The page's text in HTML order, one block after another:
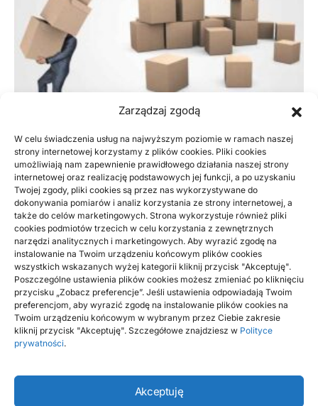
Zarządzaj zgodą
W celu świadczenia usług na najwyższym poziomie w ramach naszej
strony internetowej korzystamy z plików cookies. Pliki cookies
umożliwiają nam zapewnienie prawidłowego działania naszej strony
internetowej oraz realizację podstawowych jej funkcji, a po uzyskaniu
Twojej zgody, pliki cookies są przez nas wykorzystywane do
dokonywania pomiarów i analiz korzystania ze strony internetowej, a
także do celów marketingowych. Strona wykorzystuje również pliki
cookies podmiotów trzecich w celu korzystania z zewnętrznych
narzędzi analitycznych i marketingowych. Aby wyrazić zgodę na
instalowanie na Twoim urządzeniu końcowym plików cookies
wszystkich wskazanych wyżej kategorii kliknij przycisk "Akceptuję".
Poszczególne ustawienia plików cookies możesz zmieniać po kliknięciu
przycisku „Zobacz preferencje”. Jeśli ustawienia odpowiadają Twoim
preferencjom, aby wyrazić zgodę na instalowanie plików cookies na
Twoim urządzeniu końcowym w wybranym przez Ciebie zakresie
kliknij przycisk "Akceptuję". Szczegółowe znajdziesz w Polityce
prywatności.
Akceptuję
BIZNES, FINANSE
Jak przygotować onboarding pracownika
w małej firmie – gotowe narzędzia i
korzyści
Onboarding pracownika w małej firmie to proces, który
zapewnia szybką adaptację i minimalizuje rotację nowych
osób, jeśli jest…
BY DAWID